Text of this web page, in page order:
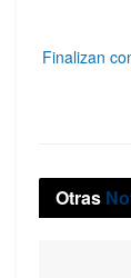
Finalizan
Otras